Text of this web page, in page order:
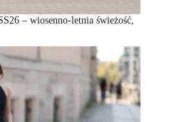
– wiosenno-letnia świeżość,